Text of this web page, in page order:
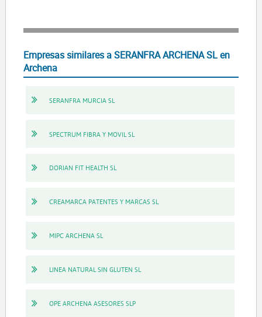
Empresas similares a SERANFRA ARCHENA SL en
Archena
SERANFRA MURCIA SL
SPECTRUM FIBRA Y MOVIL SL
DORIAN FIT HEALTH SL
CREAMARCA PATENTES Y MARCAS SL
MIPC ARCHENA SL
LINEA NATURAL SIN GLUTEN SL
OPE ARCHENA ASESORES SLP